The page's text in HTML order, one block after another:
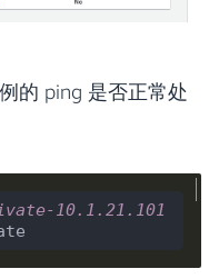
的 ping 是否正常处
10.1.21.101